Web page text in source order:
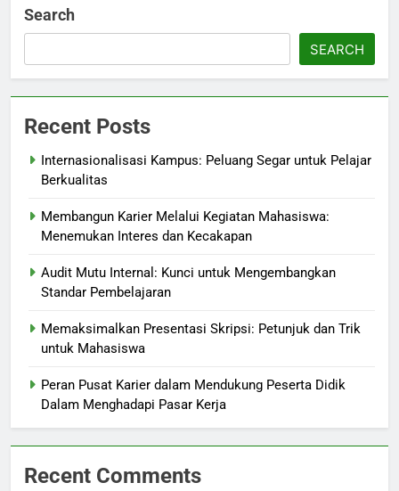
Search
SEARCH
Recent Posts
Internasionalisasi Kampus: Peluang Segar untuk Pelajar
Berkualitas
Membangun Karier Melalui Kegiatan Mahasiswa:
Menemukan Interes dan Kecakapan
Audit Mutu Internal: Kunci untuk Mengembangkan
Standar Pembelajaran
Memaksimalkan Presentasi Skripsi: Petunjuk dan Trik
untuk Mahasiswa
Peran Pusat Karier dalam Mendukung Peserta Didik
Dalam Menghadapi Pasar Kerja
Recent Comments